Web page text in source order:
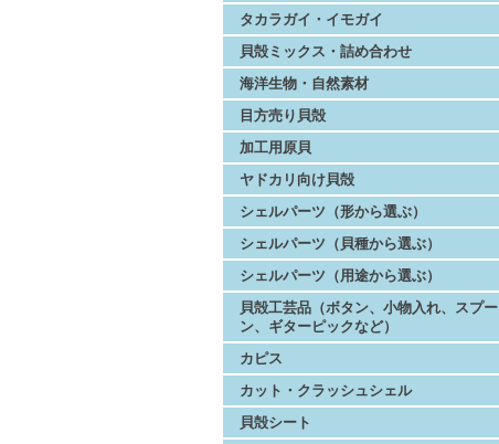
タカラガイ・イモガイ
貝殻ミックス・詰め合わせ
海洋生物・自然素材
目方売り貝殻
加工用原貝
ヤドカリ向け貝殻
シェルパーツ（形から選ぶ）
シェルパーツ（貝種から選ぶ）
シェルパーツ（用途から選ぶ）
貝殻工芸品（ボタン、小物入れ、スプー
ン、ギターピックなど）
カピス
カット・クラッシュシェル
貝殻シート